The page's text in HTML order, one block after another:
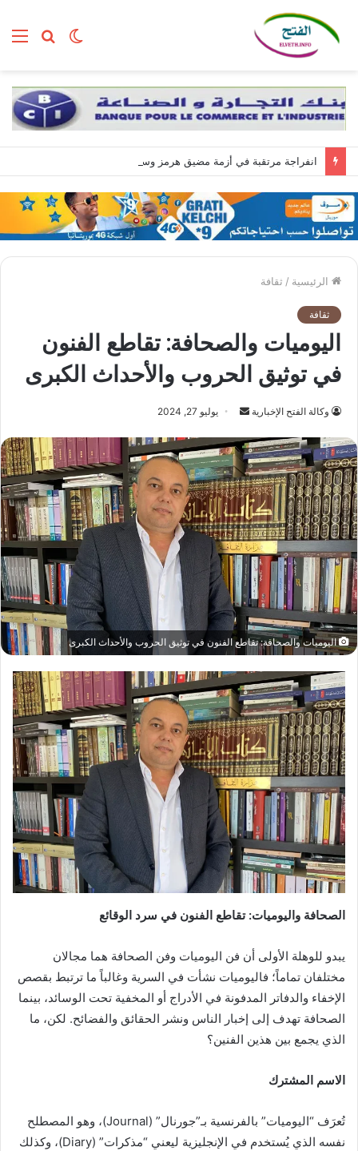
بحث الوضع
الرئيسية / ثقافة
ثقافة
اليوميات والصحافة: تقاطع الفنون
في توثيق الحروب والأحداث الكبرى
وكالة الفتح الإخبارية
أرسل
إلكترونيا
يوليو 27, 2024
اليوميات والصحافة: تقاطع الفنون في توثيق الحروب والأحداث الكبرى
الصحافة واليوميات: تقاطع الفنون في سرد الوقائع
يبدو للوهلة الأولى أن فن اليوميات وفن الصحافة هما مجالان
مختلفان تماماً؛ فاليوميات نشأت في السرية وغالباً ما ترتبط بقصص
الإخفاء والدفاتر المدفونة في الأدراج أو المخفية تحت الوسائد، بينما
الصحافة تهدف إلى إخبار الناس ونشر الحقائق والفضائح. لكن، ما
الذي يجمع بين هذين الفنين؟
الاسم المشترك
تُعرَف “اليوميات” بالفرنسية بـ”جورنال” (Journal)، وهو المصطلح
نفسه الذي يُستخدم في الإنجليزية ليعني “مذكرات” (Diary)، وكذلك